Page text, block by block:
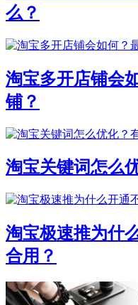
么？
淘宝多开店铺会
铺？
淘宝关键词怎么
淘宝极速推为什
合用？